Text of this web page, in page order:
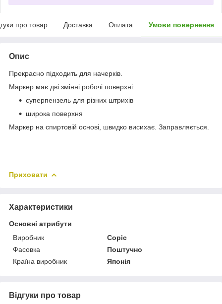
про товар Доставка Оплата Умови повернення
Опис
Прекрасно підходить для начерків.
Маркер має дві змінні робочі поверхні:
суперпензель для різних штрихів
широка поверхня
Маркер на спиртовій основі, швидко висихає. Заправляється.
Приховати
Характеристики
Основні атрибути
Виробник
Copic
Фасовка
Поштучно
Країна виробник
Японія
Відгуки про товар